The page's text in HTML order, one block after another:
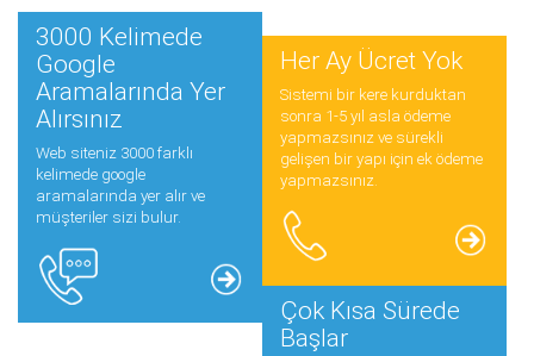
3000 Kelimede
Google
Aramalarında Yer
Alırsınız
Web siteniz 3000 farklı
kelimede google
aramalarında yer alır ve
müşteriler sizi bulur.
Her Ay Ücret Yok
Sistemi bir kere kurduktan
sonra 1-5 yıl asla ödeme
yapmazsınız ve sürekli
gelişen bir yapı için ek ödeme
yapmazsınız.
Çok Kısa Sürede
Başlar